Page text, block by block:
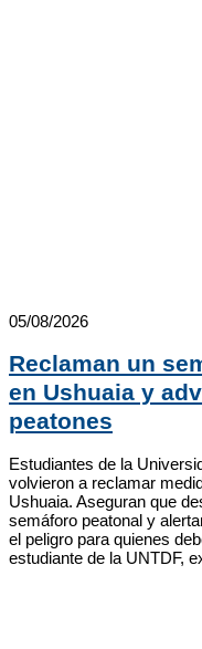
05/08/2026
Reclaman un
en Ushuaia y
peatones
Estudiantes de la
volvieron a reclamar
Ushuaia. Aseguran que
semáforo peatonal y
el peligro para quienes
estudiante de la UNTDF,